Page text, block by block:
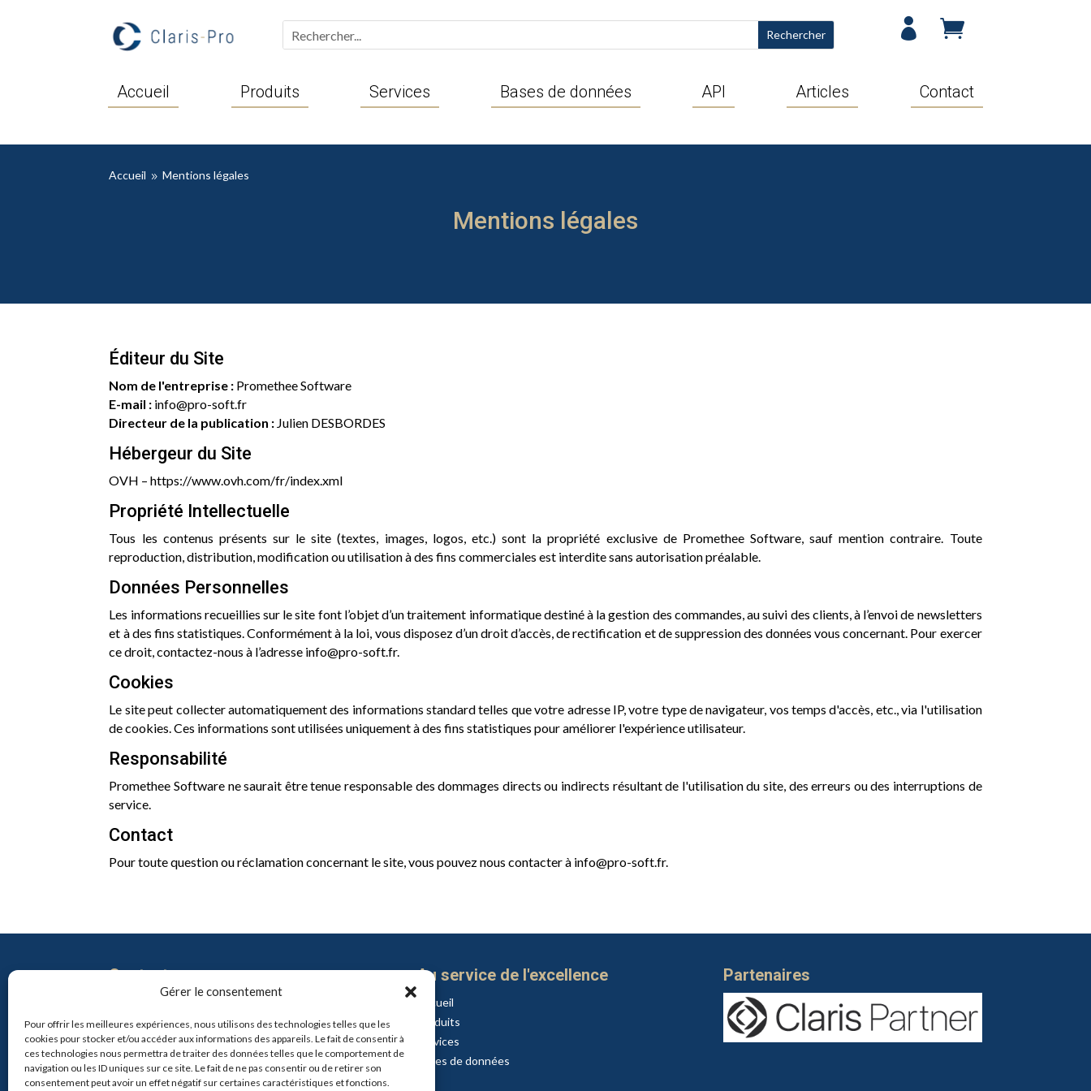
Gérer le consentement
Pour offrir les meilleures expériences, nous utilisons des technologies telles que les
cookies pour stocker et/ou accéder aux informations des appareils. Le fait de consentir à
ces technologies nous permettra de traiter des données telles que le comportement de
navigation ou les ID uniques sur ce site. Le fait de ne pas consentir ou de retirer son
consentement peut avoir un effet négatif sur certaines caractéristiques et fonctions.
 
Accueil Produits Services Bases de données API Articles Contact
Accueil 9 Mentions légales
Mentions légales
Éditeur du Site
Nom de l'entreprise : Promethee Software
E-mail : info@pro-soft.fr
Directeur de la publication : Julien DESBORDES
Hébergeur du Site
OVH – https://www.ovh.com/fr/index.xml
Propriété Intellectuelle
Tous les contenus présents sur le site (textes, images, logos, etc.) sont la propriété exclusive de Promethee Software, sauf mention contraire. Toute
reproduction, distribution, modification ou utilisation à des fins commerciales est interdite sans autorisation préalable.
Données Personnelles
Les informations recueillies sur le site font l’objet d’un traitement informatique destiné à la gestion des commandes, au suivi des clients, à l’envoi de newsletters
et à des fins statistiques. Conformément à la loi, vous disposez d’un droit d’accès, de rectification et de suppression des données vous concernant. Pour exercer
ce droit, contactez-nous à l’adresse info@pro-soft.fr.
Cookies
Le site peut collecter automatiquement des informations standard telles que votre adresse IP, votre type de navigateur, vos temps d'accès, etc., via l'utilisation
de cookies. Ces informations sont utilisées uniquement à des fins statistiques pour améliorer l'expérience utilisateur.
Responsabilité
Promethee Software ne saurait être tenue responsable des dommages directs ou indirects résultant de l'utilisation du site, des erreurs ou des interruptions de
service.
Contact
Pour toute question ou réclamation concernant le site, vous pouvez nous contacter à info@pro-soft.fr.
Contact
+33 6 81 21 41 91

Au service de l'excellence
Accueil
Produits
Services
Bases de données
Partenaires